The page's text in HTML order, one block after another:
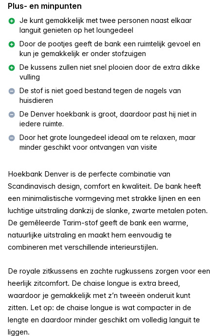
Plus- en minpunten
Je kunt gemakkelijk met twee personen naast elkaar
languit genieten op het loungedeel
Door de pootjes geeft de bank een ruimtelijk gevoel en
kun je gemakkelijk er onder stofzuigen
De kussens zullen niet snel plooien door de extra dikke
vulling
De stof is niet goed bestand tegen de nagels van
huisdieren
De Denver hoekbank is groot, daardoor past hij niet in
iedere ruimte.
Door het grote loungedeel ideaal om te relaxen, maar
minder geschikt voor ontvangen van visite
Hoekbank Denver is de perfecte combinatie van
Scandinavisch design, comfort en kwaliteit. De bank heeft
een minimalistische vormgeving met strakke lijnen en een
luchtige uitstraling dankzij de slanke, zwarte metalen poten.
De gemêleerde Tarim-stof geeft de bank een warme,
natuurlijke uitstraling en maakt hem eenvoudig te
combineren met verschillende interieurstijlen.
De royale zitkussens en zachte rugkussens zorgen voor een
heerlijk zitcomfort. De chaise longue is extra breed,
waardoor je gemakkelijk met z’n tweeën onderuit kunt
zitten. Let op: de chaise longue is wat compacter in de
lengte en daardoor minder geschikt om volledig languit te
liggen.